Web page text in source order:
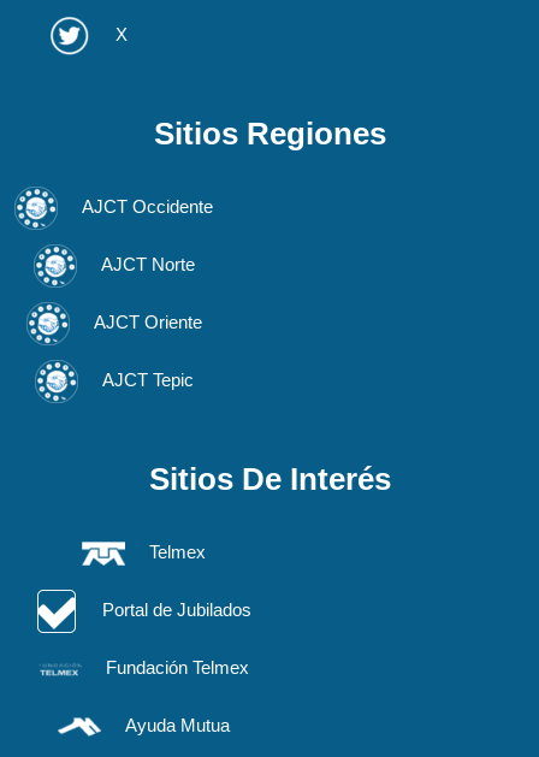
X
Sitios Regiones
AJCT Occidente
AJCT Norte
AJCT Oriente
AJCT Tepic
Sitios De Interés
Telmex
Portal de Jubilados
Fundación Telmex
Ayuda Mutua